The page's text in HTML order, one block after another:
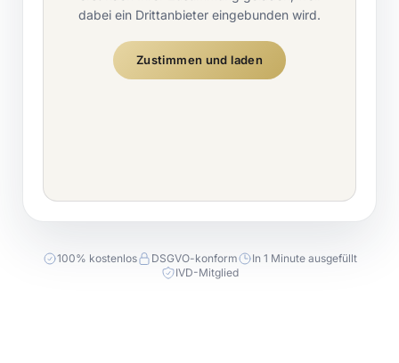
dabei ein Drittanbieter eingebunden wird.
Zustimmen und laden
100% kostenlos DSGVO-konform
In 1 Minute ausgefüllt
IVD-Mitglied